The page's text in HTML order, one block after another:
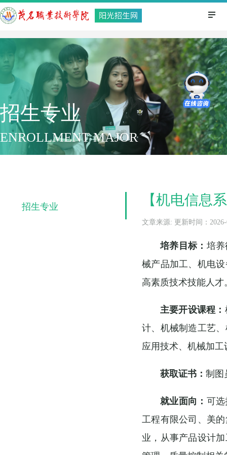
招生专业
ENROLLMENT MAJOR
招生专业 【机电信息
文章来源: 更新时间：
培养目标： 培
械产品加工、机电
高素质技术技能人才
主要开设课程：
计、机械制造工艺
应用技术、机械加工
获取证书： 制图
就业面向： 可
工程有限公司、美
业，从事产品设计